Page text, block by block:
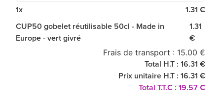
1x 1.31 €
CUP50 gobelet réutilisable 50cl - Made in
Europe - vert givré
1.31
€
Frais de transport : 15.00 €
Total H.T : 16.31 €
Prix unitaire H.T : 16.31 €
Total T.T.C : 19.57 €